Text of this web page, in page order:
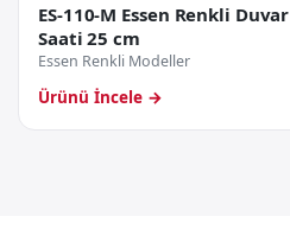
ES-110-M Essen Renkli Duvar
Saati 25 cm
Essen Renkli Modeller
Ürünü İncele →